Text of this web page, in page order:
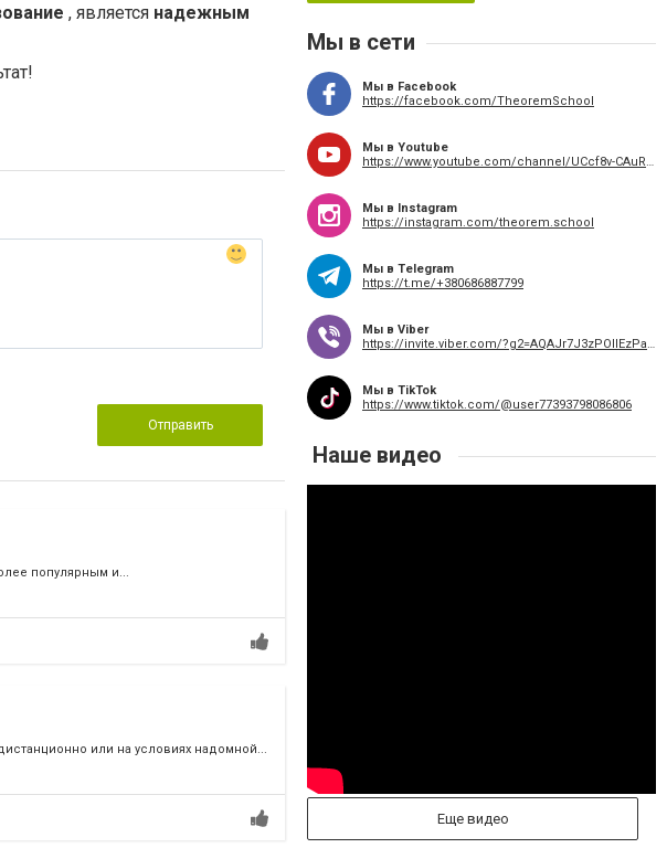
, является надежным
Отправить
популярным и...
или на условиях надомной...
Мы в сети
Мы в Facebook
https://facebook.com/TheoremSchool
Мы в Youtube
https://www.youtube.com/channel/UCcf8v-CAuRgxuFeE0cRpdPw
Мы в Instagram
https://instagram.com/theorem.school
Мы в Telegram
https://t.me/+380686887799
Мы в Viber
https://invite.viber.com/?g2=AQAJr7J3zPOllEzPa7hYMFQ44nO%2FmqVmsDStClPW2Y3W7ww2tgDE2vjBZqJqFVGY
Мы в TikTok
https://www.tiktok.com/@user77393798086806
Наше видео
Еще видео